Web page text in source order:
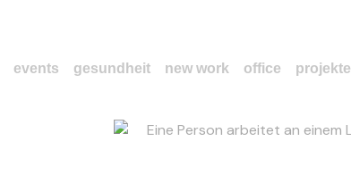
events gesundheit new work office projekte